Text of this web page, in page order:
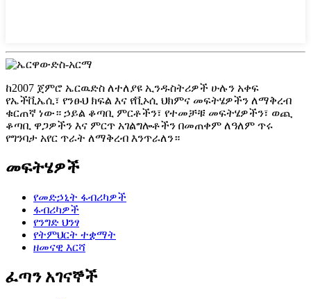
ከ2007 ጀምሮ ኤርዉድስ ለተለያዩ ኢንዱስትሪዎች ሁሉን አቀፍ
የኤችቪኤሲ፣ የንፁህ ክፍል እና የቪኦሲ ህክምና መፍትሄዎችን ለማቅረብ
ቁርጠኛ ነው። ኃይል ቆጣቢ ምርቶችን፣ የተመቻቹ መፍትሄዎችን፣ ወጪ
ቆጣቢ ዋጋዎችን እና ምርጥ አገልግሎቶችን በመጠቀም ለዓለም ጥሩ
የግንባታ አየር ጥራት ለማቅረብ እንጥራለን።
መፍትሄዎች
የመድኃኒት ፋብሪካዎች
ፋብሪካዎች
የንግድ ህንፃ
የትምህርት ተቋማት
ዘመናዊ እርሻ
ፈጣን አገናኞች